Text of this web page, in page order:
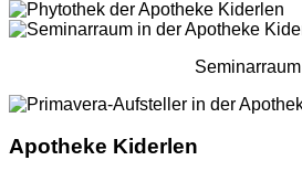
Seminarraum
Apotheke Kiderlen